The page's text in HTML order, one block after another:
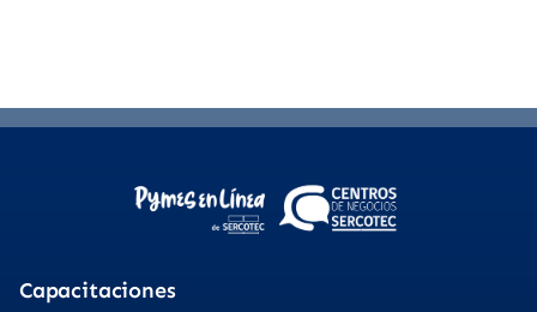
Capacitaciones